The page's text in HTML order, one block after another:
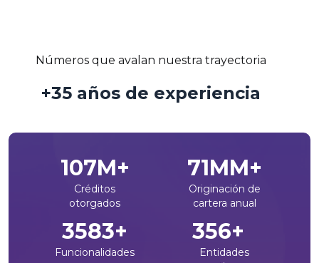
Números que avalan nuestra trayectoria
+35 años de experiencia
132M+
Créditos
otorgados
88MM+
Originación de
cartera anual
4416+
Funcionalidades
440+
Entidades